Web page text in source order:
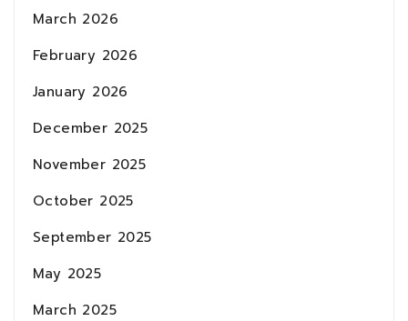
March 2026
February 2026
January 2026
December 2025
November 2025
October 2025
September 2025
May 2025
March 2025